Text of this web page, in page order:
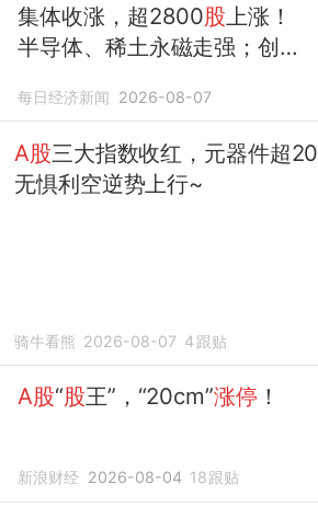
集体收涨，超2800股上涨！
半导体、稀土永磁走强；创新
4连板；数字货币走弱｜
盘
每日经济新闻 2026-08-07
A股三大指数收红，元器件超20
无惧利空逆势上行~
骑牛看熊 2026-08-07 4 跟贴
A股“股王”，“20cm”涨停 ！
新浪财经 2026-08-04 18跟贴